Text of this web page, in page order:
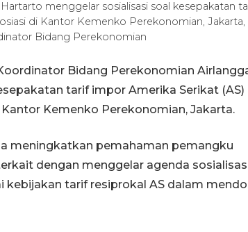
menggelar sosialisasi soal kesepakatan
di Kantor Kemenko Perekonomian, Jakarta,
Bidang Perekonomian
Bidang Perekonomian
tarif impor Amerika Serikat (AS)
Kemenko Perekonomian, Jakarta.
meningkatkan pemahaman pemangku
dengan menggelar agenda
kebijakan tarif resiprokal AS dalam